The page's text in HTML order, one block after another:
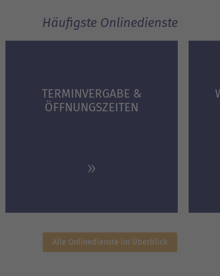
Häufigste Onlinedienste
TERMINVERGABE &
ÖFFNUNGS­ZEITEN
Alle Onlinedienste im Überblick